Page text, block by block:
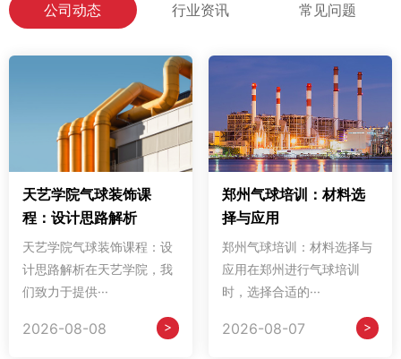
公司动态 行业资讯 常见问题
天艺学院气球装饰课
程：设计思路解析
天艺学院气球装饰课程：设
计思路解析在天艺学院，我
们致力于提供···
2026-08-08 >
郑州气球培训：材料选
择与应用
郑州气球培训：材料选择与
应用在郑州进行气球培训
时，选择合适的···
2026-08-07 >